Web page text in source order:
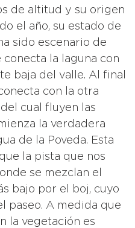
de altitud y su origen
el año, su estado de
sido escenario de
la laguna con
baja del valle. Al final
con la otra
cual fluyen las
la verdadera
de la Poveda. Esta
la pista que nos
se mezclan el
bajo por el boj, cuyo
paseo. A medida que
la vegetación es